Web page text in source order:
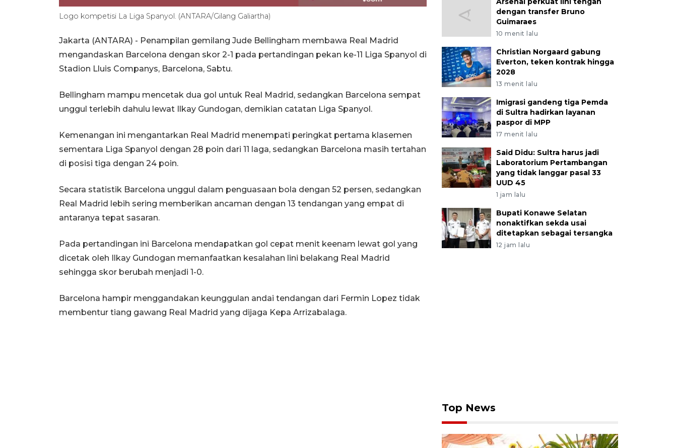
Logo kompetisi La Liga Spanyol. (ANTARA/Gilang Galiartha)
Jakarta (ANTARA) - Penampilan gemilang Jude Bellingham membawa Real Madrid
mengandaskan Barcelona dengan skor 2-1 pada pertandingan pekan ke-11 Liga Spanyol di
Stadion Lluis Companys, Barcelona, Sabtu.
Bellingham mampu mencetak dua gol untuk Real Madrid, sedangkan Barcelona sempat
unggul terlebih dahulu lewat Ilkay Gundogan, demikian catatan Liga Spanyol.
Kemenangan ini mengantarkan Real Madrid menempati peringkat pertama klasemen
sementara Liga Spanyol dengan 28 poin dari 11 laga, sedangkan Barcelona masih tertahan
di posisi tiga dengan 24 poin.
Secara statistik Barcelona unggul dalam penguasaan bola dengan 52 persen, sedangkan
Real Madrid lebih sering memberikan ancaman dengan 13 tendangan yang empat di
antaranya tepat sasaran.
Pada pertandingan ini Barcelona mendapatkan gol cepat menit keenam lewat gol yang
dicetak oleh Ilkay Gundogan memanfaatkan kesalahan lini belakang Real Madrid
sehingga skor berubah menjadi 1-0.
Barcelona hampir menggandakan keunggulan andai tendangan dari Fermin Lopez tidak
membentur tiang gawang Real Madrid yang dijaga Kepa Arrizabalaga.
dengan transfer Bruno
Guimaraes
10 menit lalu
Christian Norgaard gabung
Everton, teken kontrak hingga
2028
13 menit lalu
Imigrasi gandeng tiga Pemda
di Sultra hadirkan layanan
paspor di MPP
17 menit lalu
Said Didu: Sultra harus jadi
Laboratorium Pertambangan
yang tidak langgar pasal 33
UUD 45
1 jam lalu
Bupati Konawe Selatan
nonaktifkan sekda usai
ditetapkan sebagai tersangka
12 jam lalu
Top News